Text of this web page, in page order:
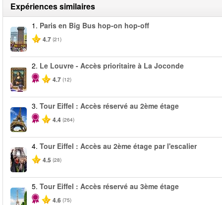
Expériences similaires
1. Paris en Big Bus hop-on hop-off
4.7 (21)
2. Le Louvre - Accès prioritaire à La Joconde
4.7 (12)
3. Tour Eiffel : Accès réservé au 2ème étage
4.4 (264)
4. Tour Eiffel : Accès au 2ème étage par l'escalier
4.5 (28)
5. Tour Eiffel : Accès réservé au 3ème étage
4.6 (75)